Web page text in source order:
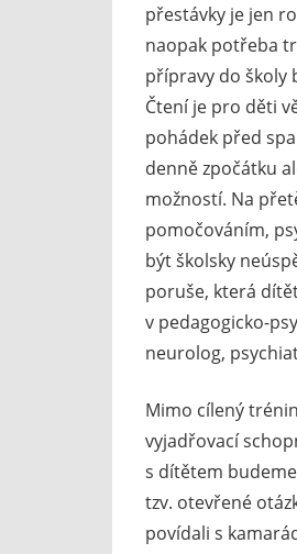
přestávky je jen
naopak potřeba
přípravy do školy
Čtení je pro děti
pohádek před
denně zpočátku
možností. Na
pomočováním,
být školsky
poruše, která
v pedagogicko-
neurolog,
Mimo cílený
vyjadřovací
s dítětem
tzv. otevřené
povídali s